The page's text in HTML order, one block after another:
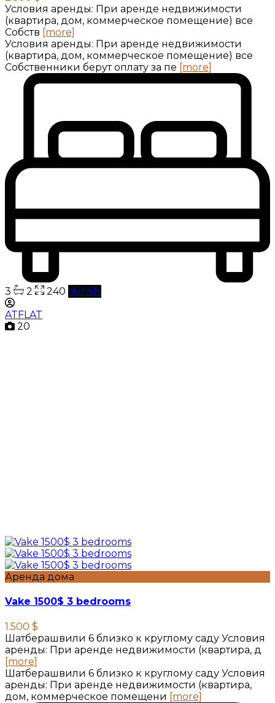
Условия аренды: При аренде недвижимости
(квартира, дом, коммерческое помещение) все
Собств [more]
Условия аренды: При аренде недвижимости
(квартира, дом, коммерческое помещение) все
Собственники берут оплату за пе [more]
3 2 240 details
ATFLAT
20
Аренда дома
Vake 1500$ 3 bedrooms
1.500 $
Шатберашвили 6 близко к круглому саду Условия
аренды: При аренде недвижимости (квартира, д
[more]
Шатберашвили 6 близко к круглому саду Условия
аренды: При аренде недвижимости (квартира,
дом, коммерческое помещени [more]